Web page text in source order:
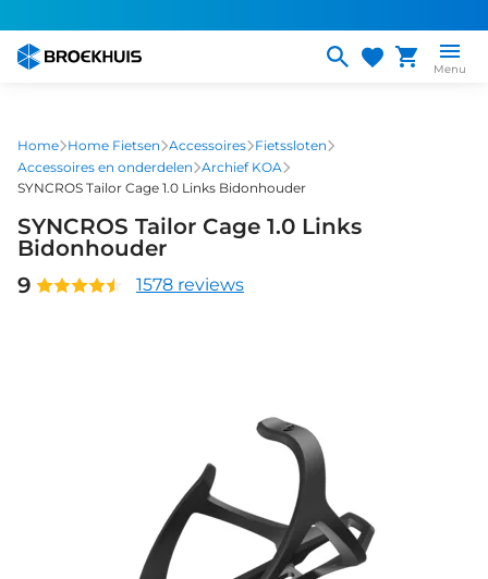
naar
gaan
Menu
Home Home Fietsen Accessoires Fietssloten
Accessoires en onderdelen Archief KOA
SYNCROS Tailor Cage 1.0 Links Bidonhouder
SYNCROS Tailor Cage 1.0 Links
Bidonhouder
9
1578 reviews